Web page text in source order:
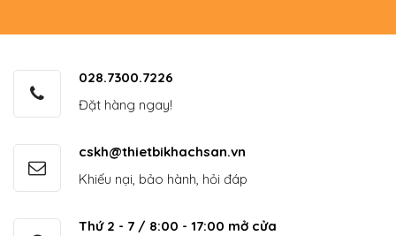
028.7300.7226
Đặt hàng ngay!
cskh@thietbikhachsan.vn
Khiếu nại, bảo hành, hỏi đáp
Thứ 2 - 7 / 8:00 - 17:00 mở cửa